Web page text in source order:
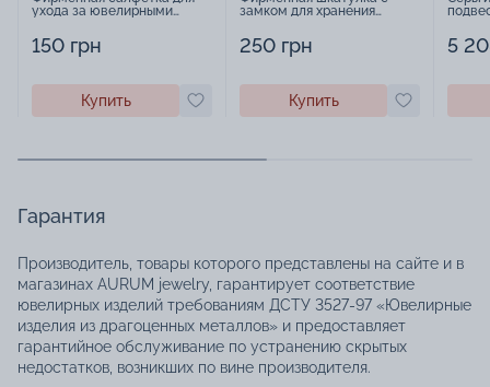
ухода за ювелирными
150 грн
Купить
замком для хранения
250 грн
Купить
5
Гарантия
Производитель, товары которого представлены на сайте и в
магазинах AURUM jewelry, гарантирует соответствие
ювелирных изделий требованиям ДСТУ 3527-97 «Ювелирные
изделия из драгоценных металлов» и предоставляет
гарантийное обслуживание по устранению скрытых
недостатков, возникших по вине производителя.